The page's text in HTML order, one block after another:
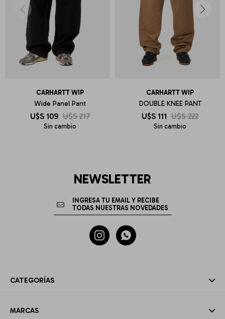
CARHARTT WIP
Wide Panel Pant
U$S 109 U$S 217
Sin cambio
CARHARTT WIP
DOUBLE KNEE PANT
U$S 111 U$S 222
Sin cambio
CATEGORÍAS
MARCAS
NEWSLETTER
 